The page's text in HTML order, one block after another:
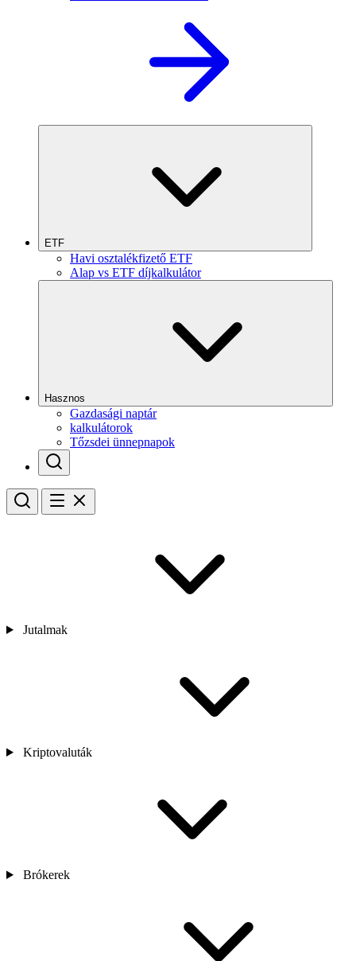
ETF
Havi osztalékfizető ETF
Alap vs ETF díjkalkulátor
Hasznos
Gazdasági naptár
kalkulátorok
Tőzsdei ünnepnapok
Jutalmak
Kriptovaluták
Brókerek